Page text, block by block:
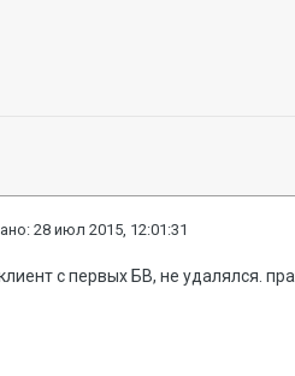
28 июл 2015, 12:01:31
с первых БВ, не удалялся.